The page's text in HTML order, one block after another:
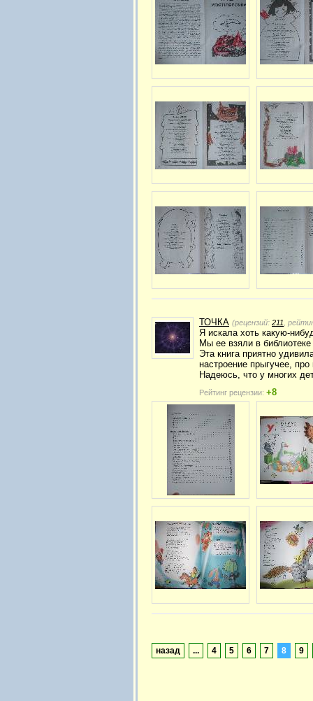
ТОЧКА (рецензий: 211 ,
Я искала хоть какую-
Мы ее взяли в
Эта книга приятно
настроение прыгучее,
Надеюсь, что у многих
Рейтинг рецензии: +8
назад ... 4 5 6 7 8 9